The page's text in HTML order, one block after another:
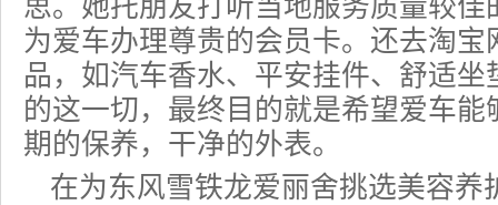
思。她托朋友打听当地服务质量较
为爱车办理尊贵的会员卡。还去淘
品，如汽车香水、平安挂件、舒适
的这一切，最终目的就是希望爱车
期的保养，干净的外表。
在为东风雪铁龙爱丽舍挑选美容养